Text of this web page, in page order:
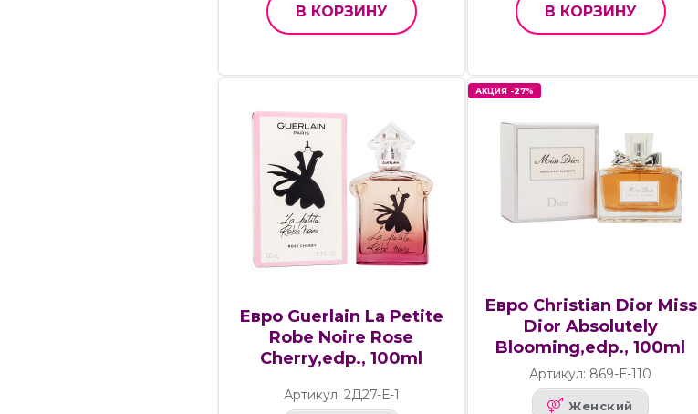
В КОРЗИНУ В КОРЗИНУ
Евро Guerlain La Petite
Robe Noire Rose
Cherry,edp., 100ml
Артикул: 2Д27-Е-1
АКЦИЯ -27%
Евро Christian Dior Miss
Dior Absolutely
Blooming,edp., 100ml
Артикул: 869-Е-110
Женский